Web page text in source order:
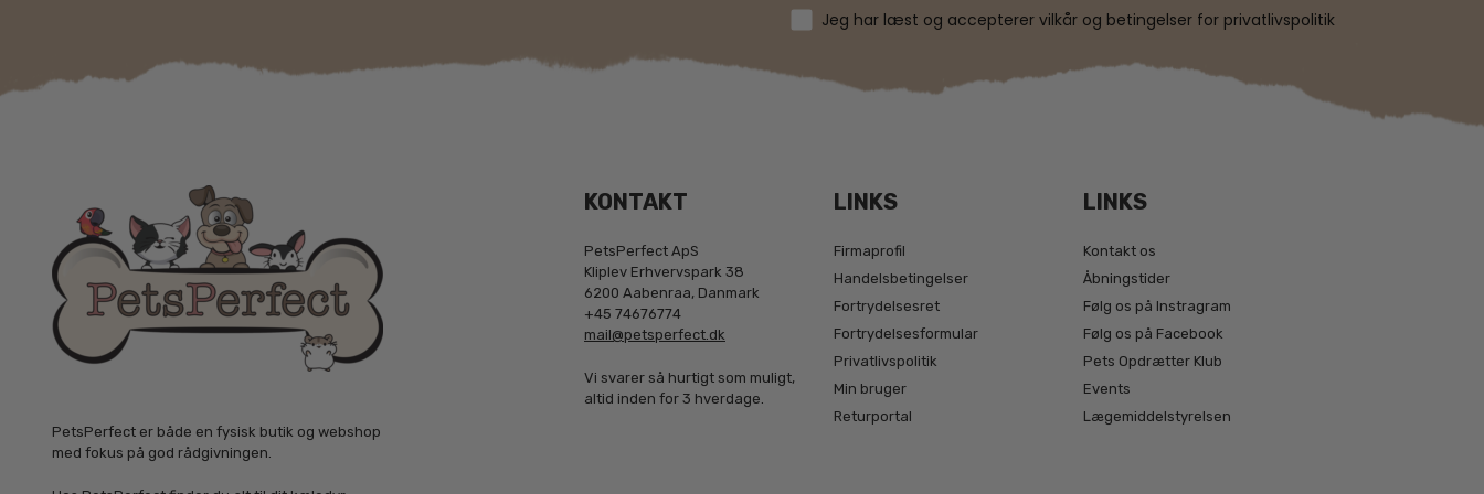
Jeg har læst og accepterer vilkår og betingelser for privatlivspolitik
PetsPerfect er både en fysisk butik og webshop
med fokus på god rådgivningen.
KONTAKT
PetsPerfect ApS
Kliplev Erhvervspark 38
6200 Aabenraa, Danmark
+45 74676774
mail@petsperfect.dk
Vi svarer så hurtigt som muligt,
altid inden for 3 hverdage.
LINKS
Firmaprofil
Handelsbetingelser
Fortrydelsesret
Fortrydelsesformular
Privatlivspolitik
Min bruger
Returportal
LINKS
Kontakt os
Åbningstider
Følg os på Instragram
Følg os på Facebook
Pets Opdrætter Klub
Events
Lægemiddelstyrelsen